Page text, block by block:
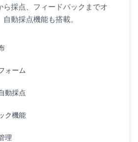
ら採点、フィードバックまでオ
動採点機能も搭載。
ォーム
動採点
ク機能
理